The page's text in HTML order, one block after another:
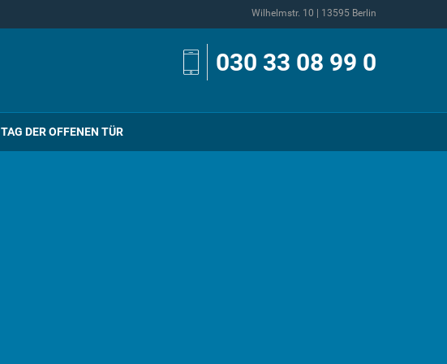
Wilhelmstr. 10 | 13595 Berlin
030 33 08 99 0
TAG DER OFFENEN TÜR